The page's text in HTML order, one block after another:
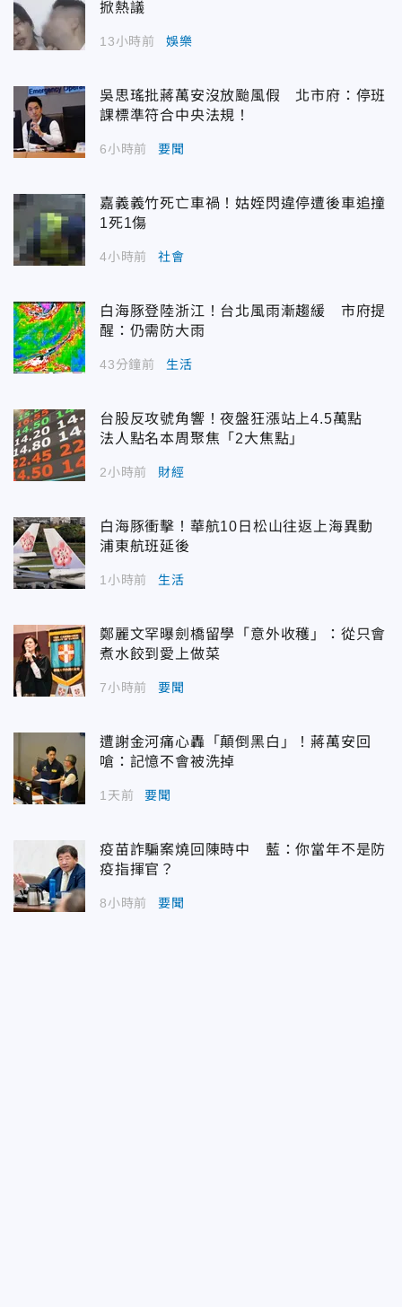
掀熱議
13小時前 娛樂
吳思瑤批蔣萬安沒放颱風假 北市府：停班
課標準符合中央法規！
6小時前 要聞
嘉義義竹死亡車禍！姑姪閃違停遭後車追撞
1死1傷
4小時前 社會
白海豚登陸浙江！台北風雨漸趨緩 市府提
醒：仍需防大雨
43分鐘前 生活
台股反攻號角響！夜盤狂漲站上4.5萬點
法人點名本周聚焦「2大焦點」
2小時前 財經
白海豚衝擊！華航10日松山往返上海異動
浦東航班延後
1小時前 生活
鄭麗文罕曝劍橋留學「意外收穫」：從只會
煮水餃到愛上做菜
7小時前 要聞
遭謝金河痛心轟「顛倒黑白」！蔣萬安回
嗆：記憶不會被洗掉
1天前 要聞
疫苗詐騙案燒回陳時中 藍：你當年不是防
疫指揮官？
8小時前 要聞